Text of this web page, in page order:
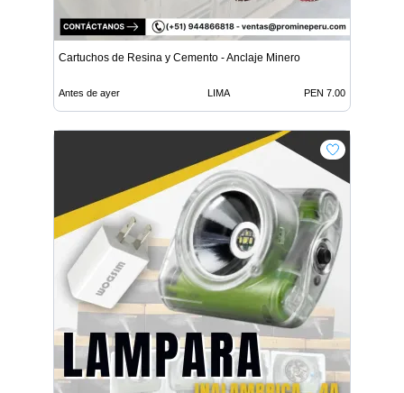
Cartuchos de Resina y Cemento - Anclaje Minero
Antes de ayer LIMA PEN 7.00